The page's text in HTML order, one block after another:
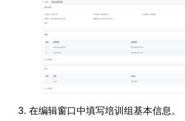
3. 在编辑窗口中填写培训组基本信息。